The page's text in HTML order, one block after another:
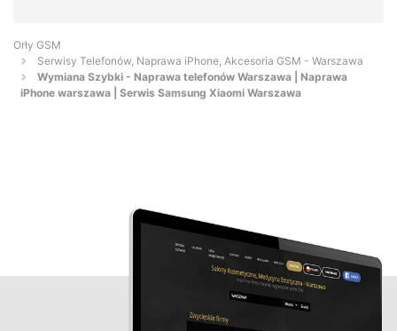
Orły GSM
Serwisy Telefonów, Naprawa iPhone, Akcesoria GSM - Warszawa
Wymiana Szybki - Naprawa telefonów Warszawa | Naprawa
iPhone warszawa | Serwis Samsung Xiaomi Warszawa